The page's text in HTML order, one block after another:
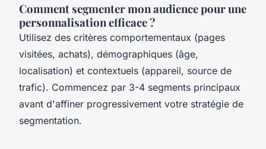
Comment segmenter mon audience pour une
personnalisation efficace ?
Utilisez des critères comportementaux (pages
visitées, achats), démographiques (âge,
localisation) et contextuels (appareil, source de
trafic). Commencez par 3-4 segments principaux
avant d'affiner progressivement votre stratégie de
segmentation.